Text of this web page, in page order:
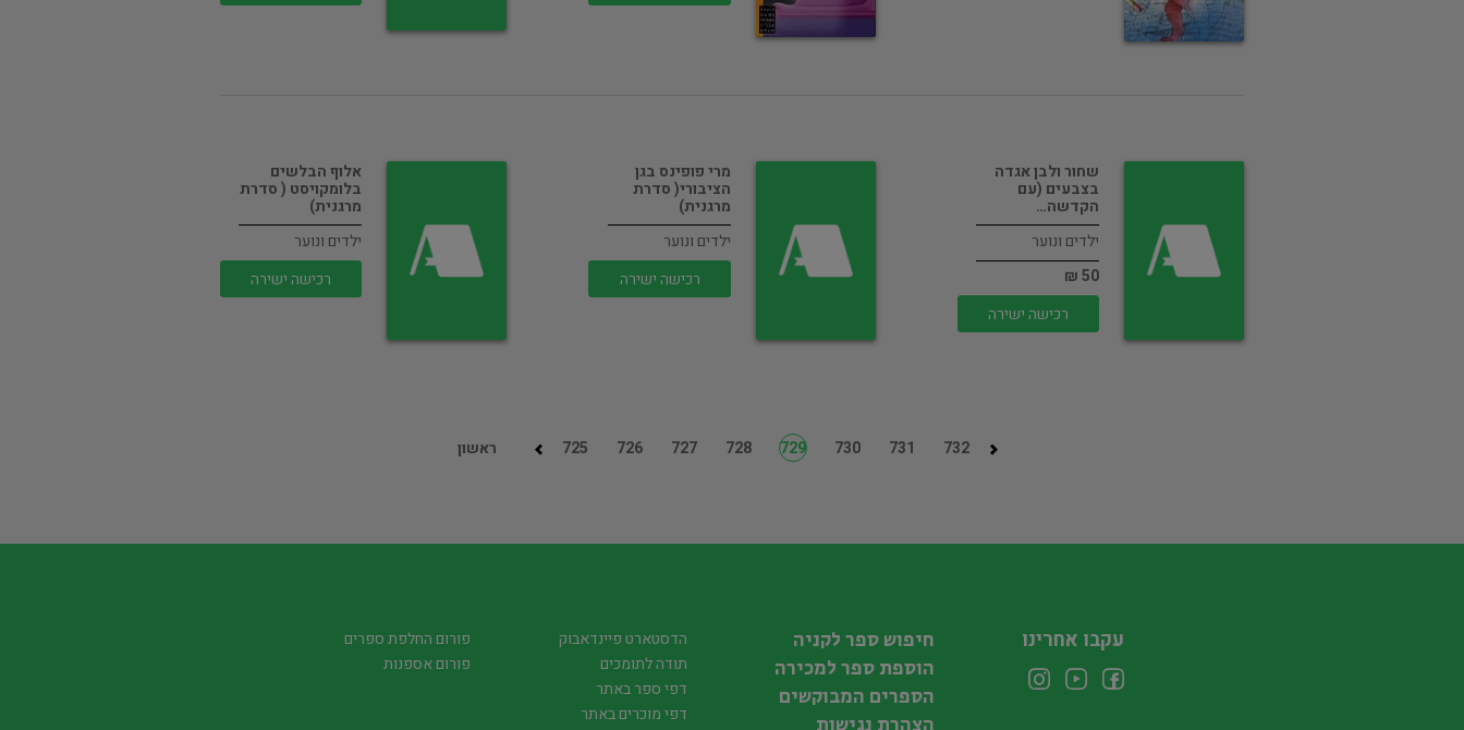
שחור ולבן אגדה
בצבעים (עם
הקדשה…
ילדים ונוער
50 ₪
רכישה ישירה
מרי פופינס בגן
הציבורי( סדרת
מרגנית)
ילדים ונוער
רכישה ישירה
אלוף הבלשים
בלומקויסט ( סדרת
מרגנית)
ילדים ונוער
רכישה ישירה
ראשון 725 726 727 728 729 730 731 732
עקבו אחרינו
חיפוש ספר לקניה
הוספת ספר למכירה
הספרים המבוקשים
הדסטארט פיינדאבוק
תודה לתומכים
דפי ספר באתר
דפי מוכרים באתר
פורום החלפת ספרים
פורום אספנות